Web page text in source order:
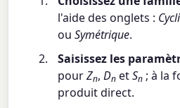
l'aide des onglets :
ouSymétrique.
Saisissez les
pourZn,Dn etSn ; à la
produit direct.